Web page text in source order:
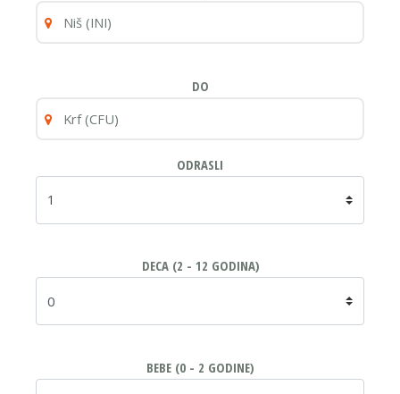
DO
ODRASLI
DECA (2 - 12 GODINA)
BEBE (0 - 2 GODINE)